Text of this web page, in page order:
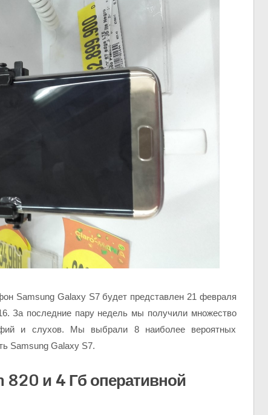
Samsung Galaxy S7 будет представлен 21 февраля
За последние пару недель мы получили множество
и слухов. Мы выбрали 8 наиболее вероятных
Samsung Galaxy S7.
820 и 4 Гб оперативной